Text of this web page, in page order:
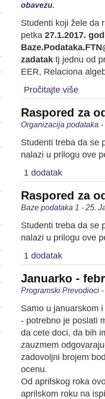
obavezu.
Studenti koji žele da
petka 27.1.2017.
zadatak tj jednu od
EER, Relaciona
Pročitajte više
Raspored za
Organizacija podataka
Studenti treba da se
nalazi u prilogu ove
1 dodatak
Raspored za
Baze podataka 1 - 25.
Studenti treba da se
nalazi u prilogu ove
1 dodatak
Januarko -
Programski Prevodioci
Samo u januarskom
- potrebno je poslati
da cete doci, da bih
zauzmem
zadovoljni brojem
ocenu.
Od aprilskog roka
aprilskom roku na